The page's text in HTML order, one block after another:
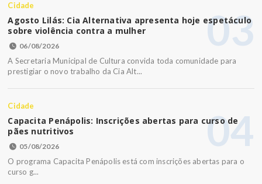
03
Cidade
Agosto Lilás: Cia Alternativa apresenta hoje espetáculo
sobre violência contra a mulher
06/08/2026
A Secretaria Municipal de Cultura convida toda comunidade para
prestigiar o novo trabalho da Cia Alt...
04
Cidade
Capacita Penápolis: Inscrições abertas para curso de
pães nutritivos
05/08/2026
O programa Capacita Penápolis está com inscrições abertas para o
curso g...